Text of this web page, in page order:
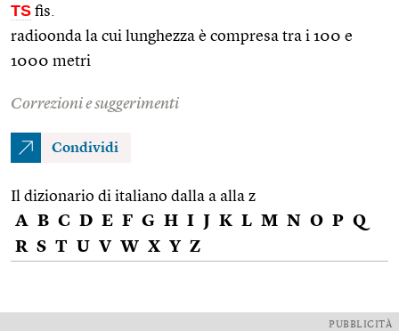
TS fis.
radioonda la cui lunghezza è compresa tra i 100 e
1000 metri
Correzioni e suggerimenti
Condividi
Il dizionario di italiano dalla a alla z
A B C D E F G H I J K L M N O P Q
R S T U V W X Y Z
PUBBLICITÀ